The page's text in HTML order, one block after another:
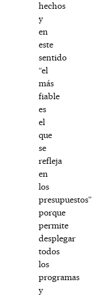
hechos
y
en
este
sentido
“el
más
fiable
es
el
que
se
refleja
en
los
presupuestos”
porque
permite
desplegar
todos
los
programas
y